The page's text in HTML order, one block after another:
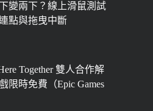
變兩下？線上滑鼠測試
點與拖曳中斷
Together 雙人合作解
限時免費（Epic Games